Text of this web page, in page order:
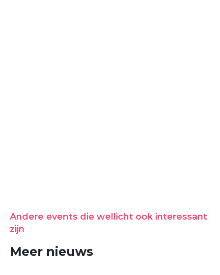
Andere events die wellicht ook interessant
zijn
Meer nieuws